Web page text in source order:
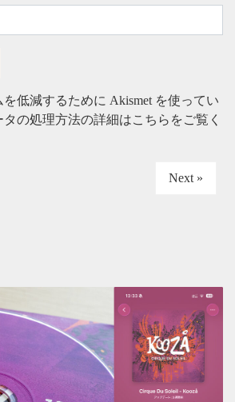
低減するために Akismet を使ってい
タの処理方法の詳細はこちらをご覧く
Next »